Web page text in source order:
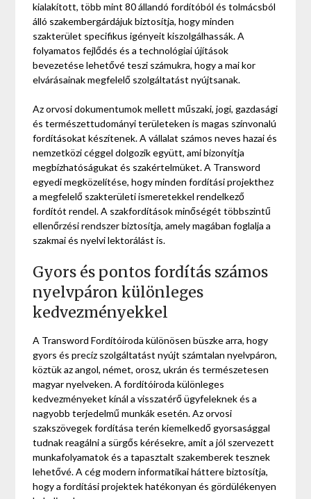
kialakított, több mint 80 állandó fordítóból és tolmácsból
álló szakembergárdájuk biztosítja, hogy minden
szakterület specifikus igényeit kiszolgálhassák. A
folyamatos fejlődés és a technológiai újítások
bevezetése lehetővé teszi számukra, hogy a mai kor
elvárásainak megfelelő szolgáltatást nyújtsanak.
Az orvosi dokumentumok mellett műszaki, jogi, gazdasági
és természettudományi területeken is magas színvonalú
fordításokat készítenek. A vállalat számos neves hazai és
nemzetközi céggel dolgozik együtt, ami bizonyítja
megbízhatóságukat és szakértelmüket. A Transword
egyedi megközelítése, hogy minden fordítási projekthez
a megfelelő szakterületi ismeretekkel rendelkező
fordítót rendel. A szakfordítások minőségét többszintű
ellenőrzési rendszer biztosítja, amely magában foglalja a
szakmai és nyelvi lektorálást is.
Gyors és pontos fordítás számos
nyelvpáron különleges
kedvezményekkel
A Transword Fordítóiroda különösen büszke arra, hogy
gyors és precíz szolgáltatást nyújt számtalan nyelvpáron,
köztük az angol, német, orosz, ukrán és természetesen
magyar nyelveken. A fordítóiroda különleges
kedvezményeket kínál a visszatérő ügyfeleknek és a
nagyobb terjedelmű munkák esetén. Az orvosi
szakszövegek fordítása terén kiemelkedő gyorsasággal
tudnak reagálni a sürgős kérésekre, amit a jól szervezett
munkafolyamatok és a tapasztalt szakemberek tesznek
lehetővé. A cég modern informatikai háttere biztosítja,
hogy a fordítási projektek hatékonyan és gördülékenyen